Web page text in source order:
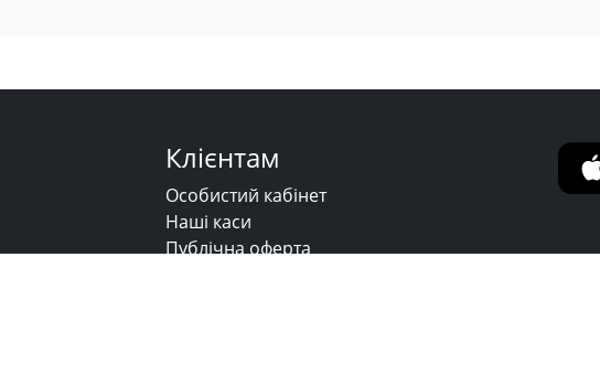
Клієнтам
Особистий кабінет
Наші каси
Публічна оферта